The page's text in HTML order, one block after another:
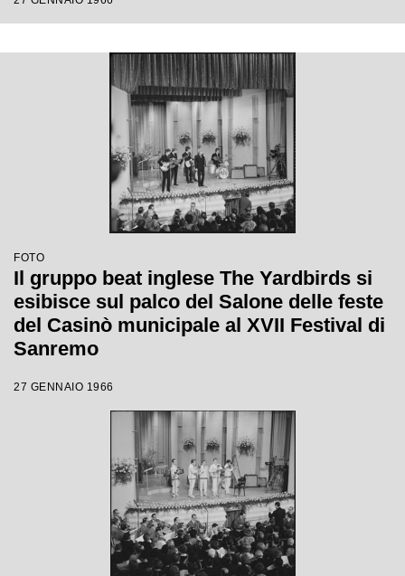
FOTO
Il gruppo beat inglese The Yardbirds si
esibisce sul palco del Salone delle feste
del Casinò municipale al XVII Festival di
Sanremo
27 GENNAIO 1966